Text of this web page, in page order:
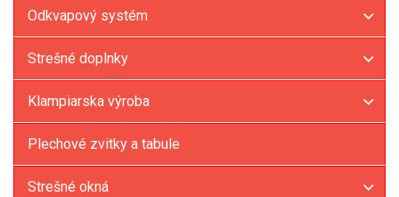
Odkvapový systém
Strešné doplnky
Klampiarska výroba
Plechové zvitky a tabule
Strešné okná